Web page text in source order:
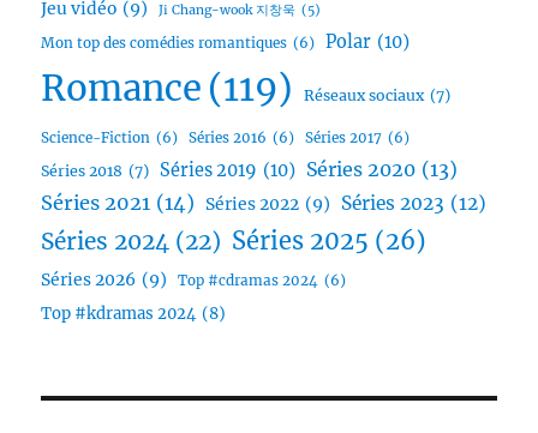
Jeu vidéo (9) Ji Chang-wook 지창욱 (5)
Mon top des comédies romantiques (6) Polar (10)
Romance (119) Réseaux sociaux (7)
Science-Fiction (6) Séries 2016 (6) Séries 2017 (6)
Séries 2018 (7) Séries 2019 (10) Séries 2020 (13)
Séries 2021 (14) Séries 2022 (9) Séries 2023 (12)
Séries 2024 (22) Séries 2025 (26)
Séries 2026 (9) Top #cdramas 2024 (6)
Top #kdramas 2024 (8)